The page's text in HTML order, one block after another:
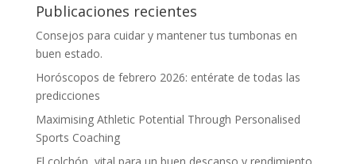
Publicaciones recientes
Consejos para cuidar y mantener tus tumbonas en
buen estado.
Horóscopos de febrero 2026: entérate de todas las
predicciones
Maximising Athletic Potential Through Personalised
Sports Coaching
El colchón, vital para un buen descanso y rendimiento